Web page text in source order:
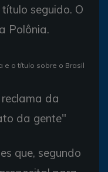
seguido. O
Polônia.
e o título sobre o Brasil
da
da gente"
que, segundo